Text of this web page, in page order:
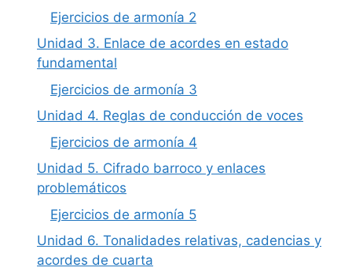
Ejercicios de armonía 2
Unidad 3. Enlace de acordes en estado
fundamental
Ejercicios de armonía 3
Unidad 4. Reglas de conducción de voces
Ejercicios de armonía 4
Unidad 5. Cifrado barroco y enlaces
problemáticos
Ejercicios de armonía 5
Unidad 6. Tonalidades relativas, cadencias y
acordes de cuarta